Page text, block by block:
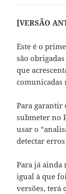
[VERSÃO
Este é o
são
que
comunicadas
Para garantir
submeter no
usar o
detectar
Para já ainda
igual à que
versões, terá